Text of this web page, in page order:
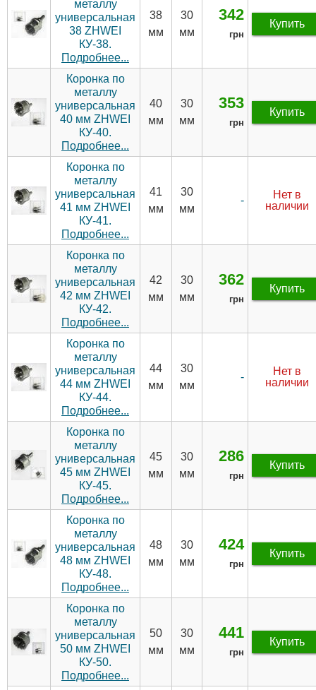
металлу
универсальная
38 ZHWEI
КУ-38.
Подробнее...
38
мм
30
мм
342
грн
Купить
Коронка по
металлу
универсальная
40 мм ZHWEI
КУ-40.
Подробнее...
40
мм
30
мм
353
грн
Купить
Коронка по
металлу
универсальная
41 мм ZHWEI
КУ-41.
Подробнее...
41
мм
30
мм
-
Нет в
наличии
Коронка по
металлу
универсальная
42 мм ZHWEI
КУ-42.
Подробнее...
42
мм
30
мм
362
грн
Купить
Коронка по
металлу
универсальная
44 мм ZHWEI
КУ-44.
Подробнее...
44
мм
30
мм
-
Нет в
наличии
Коронка по
металлу
универсальная
45 мм ZHWEI
КУ-45.
Подробнее...
45
мм
30
мм
286
грн
Купить
Коронка по
металлу
универсальная
48 мм ZHWEI
КУ-48.
Подробнее...
48
мм
30
мм
424
грн
Купить
Коронка по
металлу
универсальная
50 мм ZHWEI
КУ-50.
Подробнее...
50
мм
30
мм
441
грн
Купить